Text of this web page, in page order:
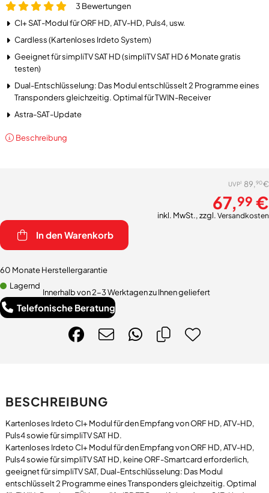
3 Bewertungen
CI+ SAT-Modul für ORF HD, ATV-HD, Puls4, usw.
Cardless (Kartenloses Irdeto System)
Geeignet für simpliTV SAT HD (simpliTV SAT HD 6 Monate gratis
testen)
Dual-Entschlüsselung: Das Modul entschlüsselt 2 Programme eines
Transponders gleichzeitig. Optimal für TWIN-Receiver
Astra-SAT-Update
Beschreibung
UVP1 89,90€
67,99 €
inkl. MwSt., zzgl. Versandkosten
In den Warenkorb
60 Monate Herstellergarantie
Lagernd
Innerhalb von 2-3 Werktagen zu Ihnen geliefert
Telefonische Beratung
BESCHREIBUNG
Kartenloses Irdeto CI+ Modul für den Empfang von ORF HD, ATV-HD,
Puls4 sowie für simpliTV SAT HD.
Kartenloses Irdeto CI+ Modul für den Empfang von ORF HD, ATV-HD,
Puls4 sowie für simpliTV SAT HD, keine ORF-Smartcard erforderlich,
geeignet für simpliTV SAT, Dual-Entschlüsselung: Das Modul
entschlüsselt 2 Programme eines Transponders gleichzeitig. Optimal